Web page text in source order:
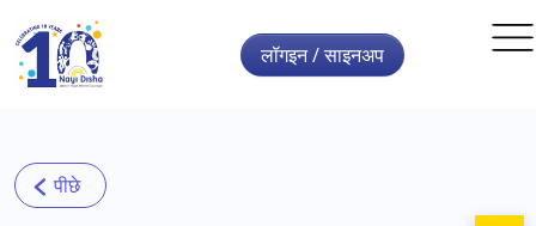
Skip to main content
लॉगइन / साइनअप